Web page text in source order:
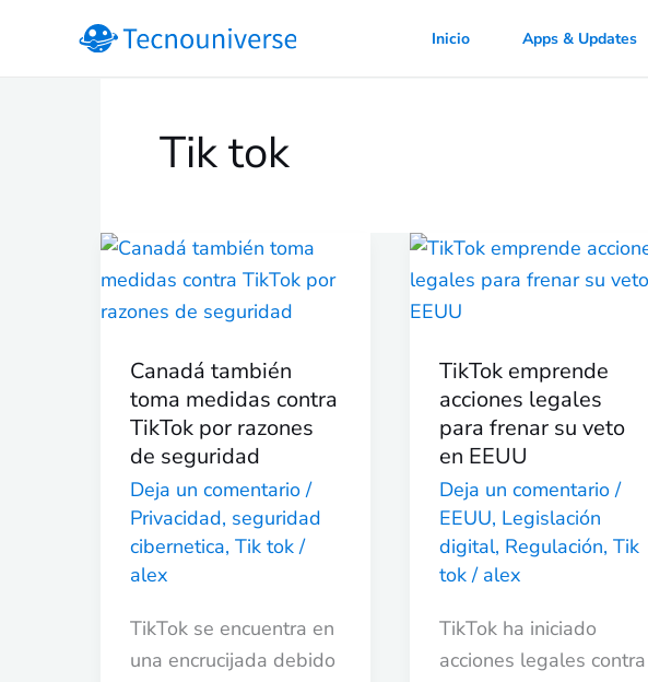
Inicio Apps & Updates
Tik tok
Canadá también
toma medidas contra
TikTok por razones
de seguridad
Deja un comentario /
Privacidad, seguridad
cibernetica, Tik tok/
alex
TikTok se encuentra en
una encrucijada debido
Canadá
también
toma
contra
TikTok
por
razones
de
seguridad
TikTok emprende
acciones legales
para frenar su veto
en EEUU
Deja un comentario /
EEUU, Legislación
digital, Regulación, Tik
tok/ alex
TikTok ha iniciado
acciones legales contra
TikTok
emprende
acciones
para
frenar
su
veto
en
EEUU